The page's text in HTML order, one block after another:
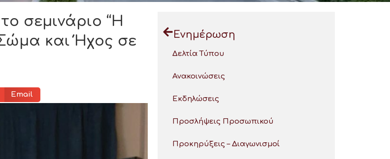
σεμινάριο “Η
και Ήχος σε
Email
Ενημέρωση
Δελτία Τύπου
Ανακοινώσεις
Εκδηλώσεις
Προσλήψεις Προσωπικού
Προκηρύξεις – Διαγωνισμοί